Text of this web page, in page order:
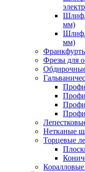
Шлиф.
мм)
Шлиф.
мм)
Фрезы для
Нетканые
Торцевые
Коралловые